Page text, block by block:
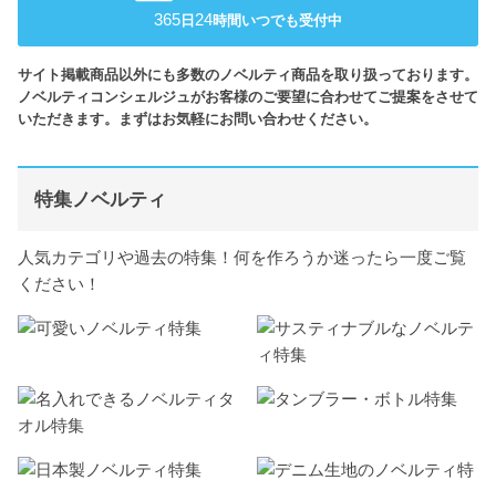
365 日 24時間いつでも受付中
サイト掲載商品以外にも多数のノベルティ商品を取り扱っております。
ノベルティコンシェルジュがお客様のご要望に合わせてご提案をさせて
いただきます。まずはお気軽にお問い合わせください。
特集ノベルティ
人気カテゴリや過去の特集！何を作ろうか迷ったら一度ご覧
ください！